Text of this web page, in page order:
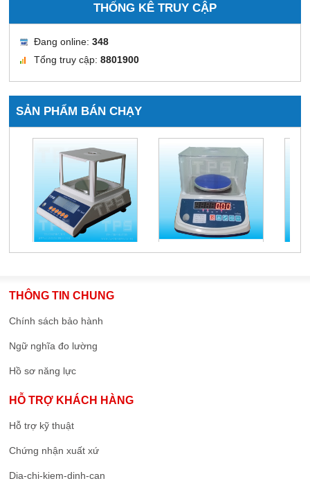
THỐNG KÊ TRUY CẬP
Đang online:348
Tổng truy cập:8801900
SẢN PHẨM BÁN CHẠY
THÔNG TIN CHUNG
Chính sách bảo hành
Ngữ nghĩa đo lường
Hồ sơ năng lực
HỖ TRỢ KHÁCH HÀNG
Hỗ trợ kỹ thuật
Chứng nhận xuất xứ
Dia-chi-kiem-dinh-can